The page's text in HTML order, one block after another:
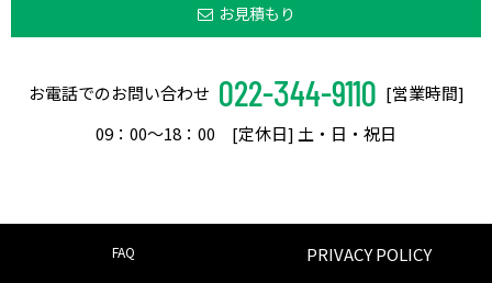
お見積もり
お電話でのお問い合わせ 022-344-9110 [営業時間]
09：00〜18：00 [定休日] 土・日・祝日
FAQ PRIVACY POLICY